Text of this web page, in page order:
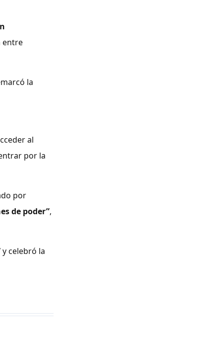
entre
la
al
por la
por
de poder”,
y celebró la